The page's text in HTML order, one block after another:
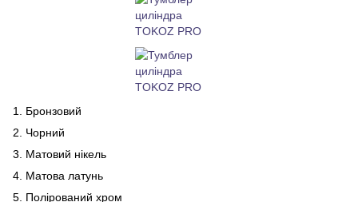
1. Бронзовий
2. Чорний
3. Матовий нікель
4. Матова латунь
5. Полірований хром